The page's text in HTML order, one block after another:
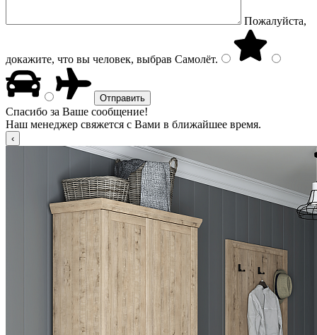
Пожалуйста,
докажите, что вы человек, выбрав Самолёт.
Спасибо за Ваше сообщение!
Наш менеджер свяжется с Вами в ближайшее время.